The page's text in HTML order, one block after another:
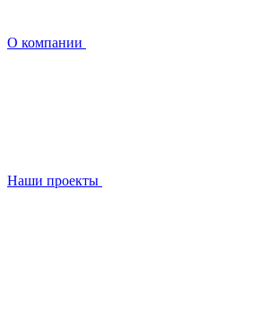
О компании
Наши проекты